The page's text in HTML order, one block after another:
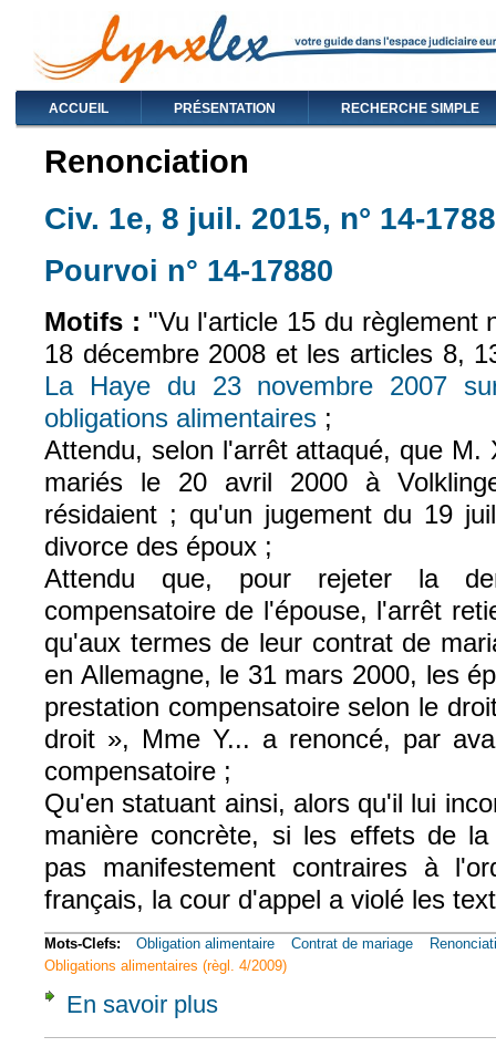
ACCUEIL PRÉSENTATION RECHERCHE SIMPLE
Renonciation
Civ. 1e, 8 juil. 2015, n° 14-
Pourvoi n° 14-17880
Motifs : "Vu l'article 15 du règlement
18 décembre 2008 et les articles 8,
La Haye du 23 novembre 2007
obligations alimentaires (le lien est externe)
;
Attendu, selon l'arrêt attaqué, que M.
mariés le 20 avril 2000 à
résidaient ; qu'un jugement du 19
divorce des époux ;
Attendu que, pour rejeter la
compensatoire de l'épouse, l'arrêt
qu'aux termes de leur contrat de
en Allemagne, le 31 mars 2000, les
prestation compensatoire selon le
droit », Mme Y... a renoncé, par
compensatoire ;
Qu'en statuant ainsi, alors qu'il lui
manière concrète, si les effets de
pas manifestement contraires à
français, la cour d'appel a violé les
Mots-Clefs: Obligation alimentaire Contrat de mariage
Obligations alimentaires (règl. 4/2009)
En savoir plus